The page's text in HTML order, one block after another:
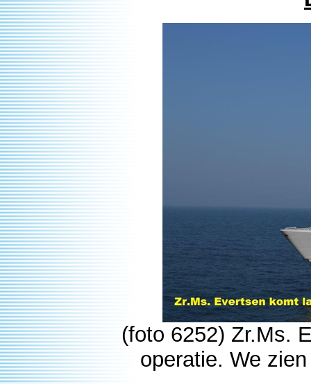
(foto 6252) Zr.Ms.
operatie. We